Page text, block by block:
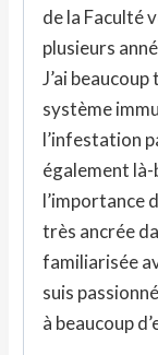
de la Faculté
plusieurs
J’ai
système
l’infestation
également là-
l’importance
très ancrée
familiarisée
suis
à beaucoup